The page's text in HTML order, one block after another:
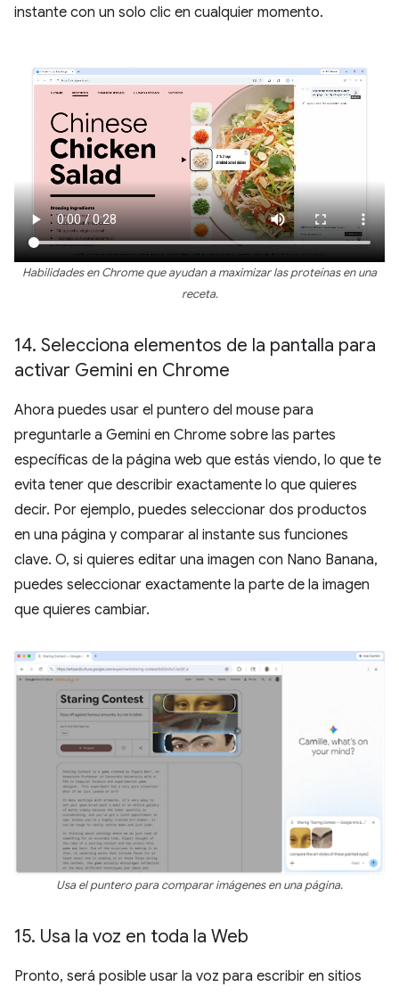
instante con un solo clic en cualquier momento.
Habilidades en Chrome que ayudan a maximizar las proteínas en una
receta.
14. Selecciona elementos de la pantalla para
activar Gemini en Chrome
Ahora puedes usar el puntero del mouse para
preguntarle a Gemini en Chrome sobre las partes
específicas de la página web que estás viendo, lo que te
evita tener que describir exactamente lo que quieres
decir. Por ejemplo, puedes seleccionar dos productos
en una página y comparar al instante sus funciones
clave. O, si quieres editar una imagen con Nano Banana,
puedes seleccionar exactamente la parte de la imagen
que quieres cambiar.
Usa el puntero para comparar imágenes en una página.
15. Usa la voz en toda la Web
Pronto, será posible usar la voz para escribir en sitios